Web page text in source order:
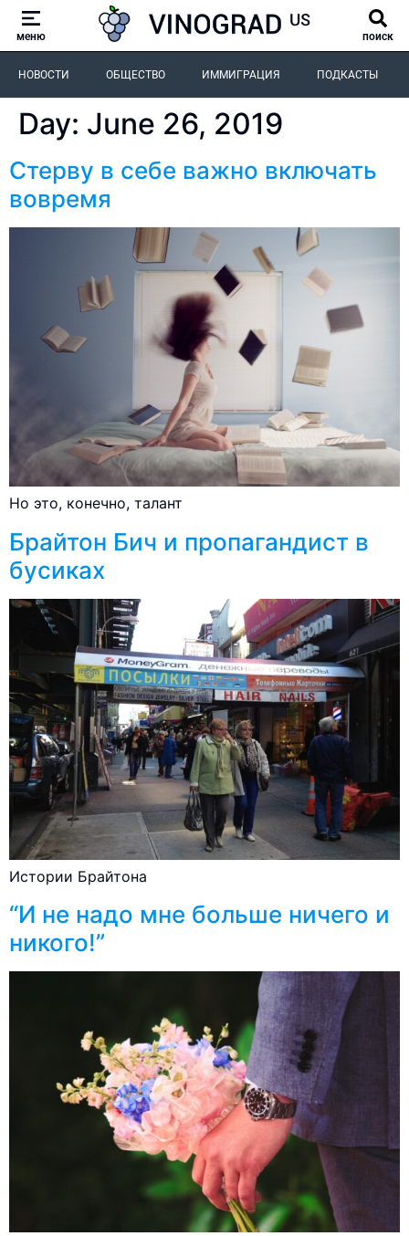
меню поиск
НОВОСТИ ОБЩЕСТВО ИММИГРАЦИЯ ПОДКАСТЫ
Day: June 26, 2019
Стерву в себе важно включать
вовремя
Но это, конечно, талант
Брайтон Бич и пропагандист в
бусиках
Истории Брайтона
“И не надо мне больше ничего и
никого!”